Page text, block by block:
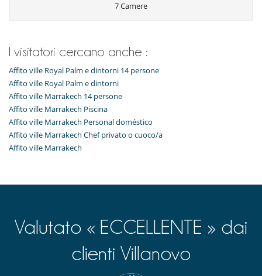
7 Camere
I visitatori cercano anche :
Affito ville Royal Palm e dintorni 14 persone
Affito ville Royal Palm e dintorni
Affito ville Marrakech 14 persone
Affito ville Marrakech Piscina
Affito ville Marrakech Personal doméstico
Affito ville Marrakech Chef privato o cuoco/a
Affito ville Marrakech
Valutato « ECCELLENTE » dai
clienti Villanovo